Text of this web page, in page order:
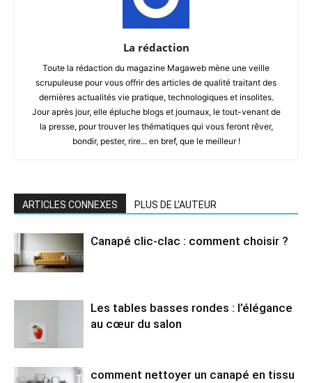
La rédaction
Toute la rédaction du magazine Magaweb mène une veille
scrupuleuse pour vous offrir des articles de qualité traitant des
dernières actualités vie pratique, technologiques et insolites.
Jour après jour, elle épluche blogs et journaux, le tout-venant de
la presse, pour trouver les thématiques qui vous feront rêver,
bondir, pester, rire... en bref, que le meilleur !
ARTICLES CONNEXES PLUS DE L'AUTEUR
Canapé clic-clac : comment choisir ?
Les tables basses rondes : l’élégance
au cœur du salon
comment nettoyer un canapé en tissu